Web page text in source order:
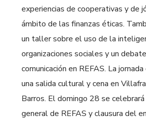
experiencias de cooperativas y de
ámbito de las finanzas éticas.
un taller sobre el uso de la
organizaciones sociales y un
comunicación en REFAS. La
una salida cultural y cena en
Barros. El domingo 28 se
general de REFAS y clausura del